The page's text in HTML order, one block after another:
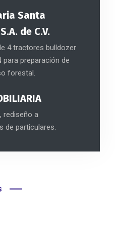
Santa
de C.V.
4 tractores bulldozer
para preparación de
forestal.
rediseño a
de particulares.